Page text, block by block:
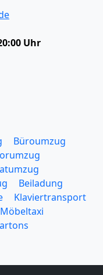
Uhr
Büroumzug
Beiladung
Klaviertransport
Möbeltaxi